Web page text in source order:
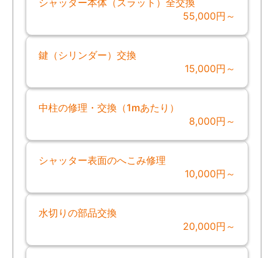
55,000円～
鍵（シリンダー）交換
15,000円～
中柱の修理・交換（1mあたり）
8,000円～
シャッター表面のへこみ修理
10,000円～
水切りの部品交換
20,000円～